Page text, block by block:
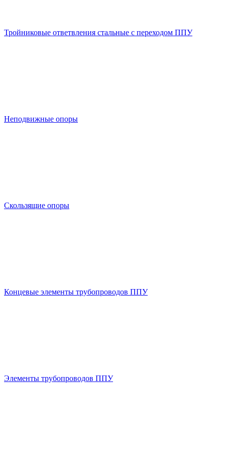
Тройниковые ответвления стальные с переходом ППУ
Неподвижные опоры
Скользящие опоры
Концевые элементы трубопроводов ППУ
Элементы трубопроводов ППУ